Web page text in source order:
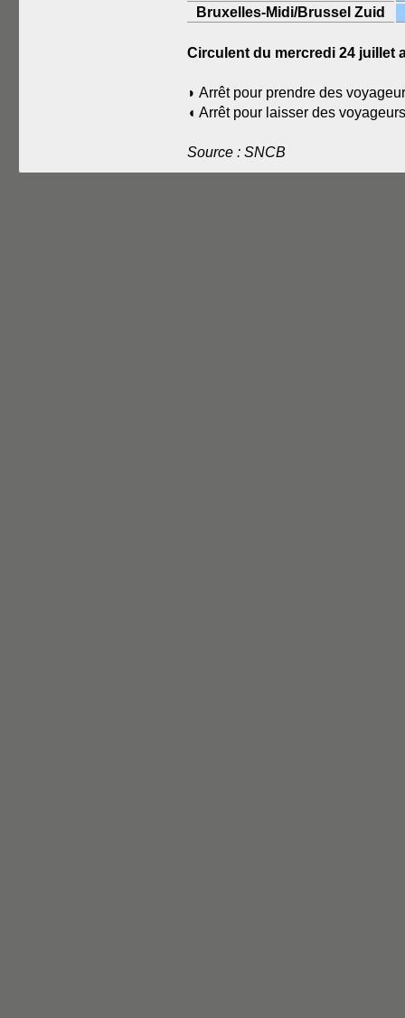
Bruxelles-Midi/Brussel Zuid
Circulent du mercredi 24 juillet
◗ Arrêt pour prendre des
◖ Arrêt pour laisser des
Source : SNCB